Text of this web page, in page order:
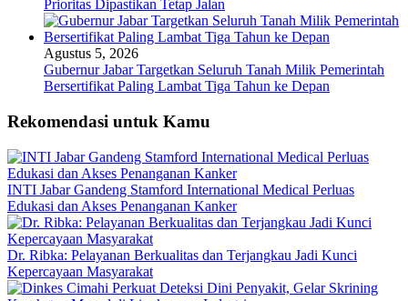
Prioritas Dipastikan Tetap Jalan
Agustus 5, 2026
Gubernur Jabar Targetkan Seluruh Tanah Milik Pemerintah
Bersertifikat Paling Lambat Tiga Tahun ke Depan
Rekomendasi untuk Kamu
INTI Jabar Gandeng Stamford International Medical Perluas
Edukasi dan Akses Penanganan Kanker
Dr. Ribka: Pelayanan Berkualitas dan Terjangkau Jadi Kunci
Kepercayaan Masyarakat